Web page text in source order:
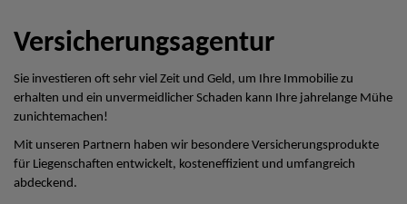
Versicherungsagentur
Sie investieren oft sehr viel Zeit und Geld, um Ihre Immobilie zu
erhalten und ein unvermeidlicher Schaden kann Ihre jahrelange Mühe
zunichtemachen!
Mit unseren Partnern haben wir besondere Versicherungsprodukte
für Liegenschaften entwickelt, kosteneffizient und umfangreich
abdeckend.